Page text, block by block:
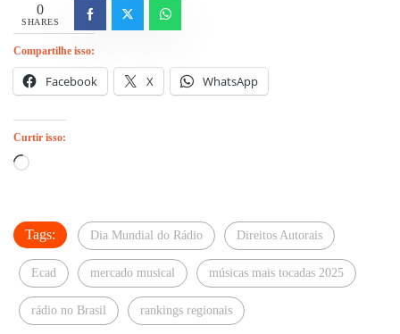
0
SHARES
Compartilhe isso:
Facebook X WhatsApp
Curtir isso:
Carregando...
Tags: Dia Mundial do Rádio Direitos Autorais
Ecad mercado musical músicas mais tocadas 2025
rádio no Brasil rankings regionais